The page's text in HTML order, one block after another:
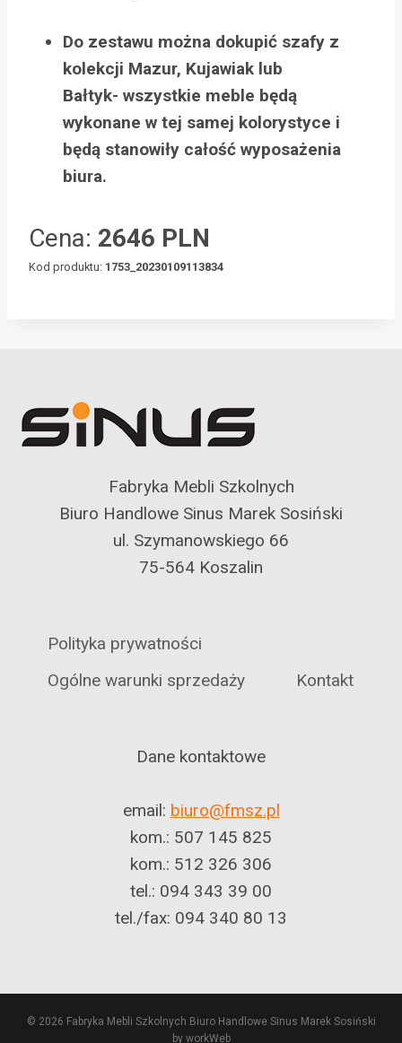
Do zestawu można dokupić szafy z
kolekcji Mazur, Kujawiak lub
Bałtyk- wszystkie meble będą
wykonane w tej samej kolorystyce i
będą stanowiły całość wyposażenia
biura.
Cena: 2646 PLN
Kod produktu: 1753_20230109113834
Fabryka Mebli Szkolnych
Biuro Handlowe Sinus Marek Sosiński
ul. Szymanowskiego 66
75-564 Koszalin
Polityka prywatności
Ogólne warunki sprzedaży
Kontakt
Dane kontaktowe
email: biuro@fmsz.pl
kom.: 507 145 825
kom.: 512 326 306
tel.: 094 343 39 00
tel./fax: 094 340 80 13
© 2026 Fabryka Mebli Szkolnych Biuro Handlowe Sinus Marek Sosiński
by workWeb